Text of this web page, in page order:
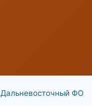
Дальневосточный ФО